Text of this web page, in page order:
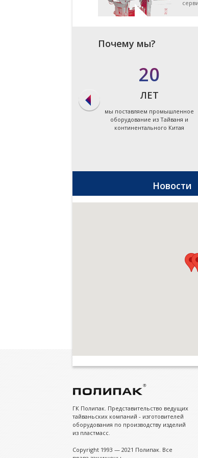
Почему мы?
мы даём ответ на запрос по
20
ЛЕТ
мы поставляем промышленное
оборудование из Тайваня и
континентального Китая
Новости
ГК Полипак. Представительство ведущих
тайваньских компаний - изготовителей
оборудования по производству изделий
из пластмасс.
Copyright 1993 — 2021 Полипак. Все